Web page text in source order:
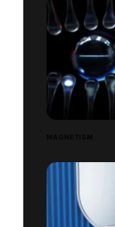
MAGNETISM